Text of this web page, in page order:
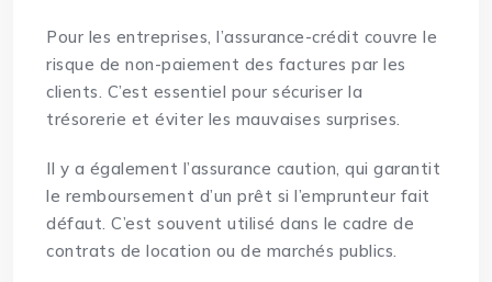
Pour les entreprises, l’assurance-crédit couvre le
risque de non-paiement des factures par les
clients. C’est essentiel pour sécuriser la
trésorerie et éviter les mauvaises surprises.
Il y a également l’assurance caution, qui garantit
le remboursement d’un prêt si l’emprunteur fait
défaut. C’est souvent utilisé dans le cadre de
contrats de location ou de marchés publics.